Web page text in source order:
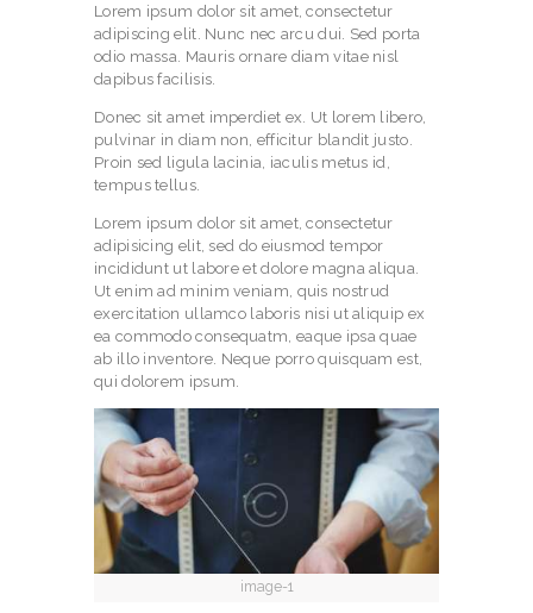
Lorem ipsum dolor sit amet, consectetur
adipiscing elit. Nunc nec arcu dui. Sed porta
odio massa. Mauris ornare diam vitae nisl
dapibus facilisis.
Donec sit amet imperdiet ex. Ut lorem libero,
pulvinar in diam non, efficitur blandit justo.
Proin sed ligula lacinia, iaculis metus id,
tempus tellus.
Lorem ipsum dolor sit amet, consectetur
adipisicing elit, sed do eiusmod tempor
incididunt ut labore et dolore magna aliqua.
Ut enim ad minim veniam, quis nostrud
exercitation ullamco laboris nisi ut aliquip ex
ea commodo consequatm, eaque ipsa quae
ab illo inventore. Neque porro quisquam est,
qui dolorem ipsum.
image-1